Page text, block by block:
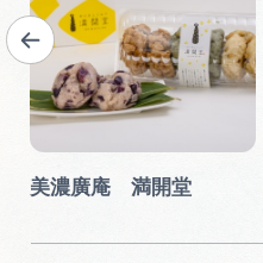
美濃廣庵 満開堂